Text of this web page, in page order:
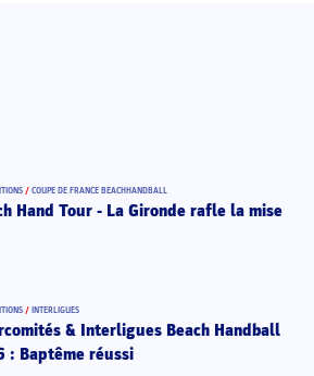
/ COUPE DE FRANCE BEACHHANDBALL
Hand Tour - La Gironde rafle la mise
/ INTERLIGUES
& Interligues Beach Handball
: Baptême réussi